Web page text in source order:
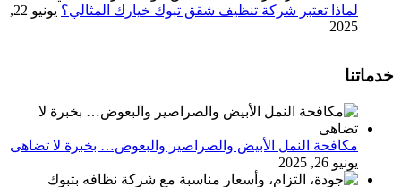
لماذا تعتبر شركة تنظيف شقق تبوك خيارك المثالي؟
يونيو 22,
2025
خدماتنا
مكافحة النمل الأبيض والصراصير والبعوض… بخبرة لا تضاهى
يونيو 26, 2025